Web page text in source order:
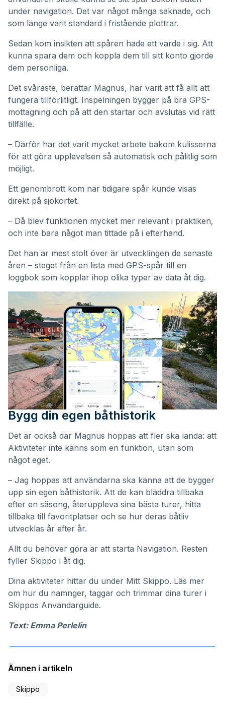
under navigation. Det var något många saknade, och
som länge varit standard i fristående plottrar.
Sedan kom insikten att spåren hade ett värde i sig. Att
kunna spara dem och koppla dem till sitt konto gjorde
dem personliga.
Det svåraste, berättar Magnus, har varit att få allt att
fungera tillförlitligt. Inspelningen bygger på bra GPS-
mottagning och på att den startar och avslutas vid rätt
tillfälle.
– Därför har det varit mycket arbete bakom kulisserna
för att göra upplevelsen så automatisk och pålitlig som
möjligt.
Ett genombrott kom när tidigare spår kunde visas
direkt på sjökortet.
– Då blev funktionen mycket mer relevant i praktiken,
och inte bara något man tittade på i efterhand.
Det han är mest stolt över är utvecklingen de senaste
åren – steget från en lista med GPS-spår till en
loggbok som kopplar ihop olika typer av data åt dig.
Bygg din egen båthistorik
Det är också där Magnus hoppas att fler ska landa: att
Aktiviteter inte känns som en funktion, utan som
något eget.
– Jag hoppas att användarna ska känna att de bygger
upp sin egen båthistorik. Att de kan bläddra tillbaka
efter en säsong, återuppleva sina bästa turer, hitta
tillbaka till favoritplatser och se hur deras båtliv
utvecklas år efter år.
Allt du behöver göra är att starta Navigation. Resten
fyller Skippo i åt dig.
Dina aktiviteter hittar du under Mitt Skippo. Läs mer
om hur du namnger, taggar och trimmar dina turer i
Skippos Användarguide.
Text: Emma Perlelin
Ämnen i artikeln
Skippo